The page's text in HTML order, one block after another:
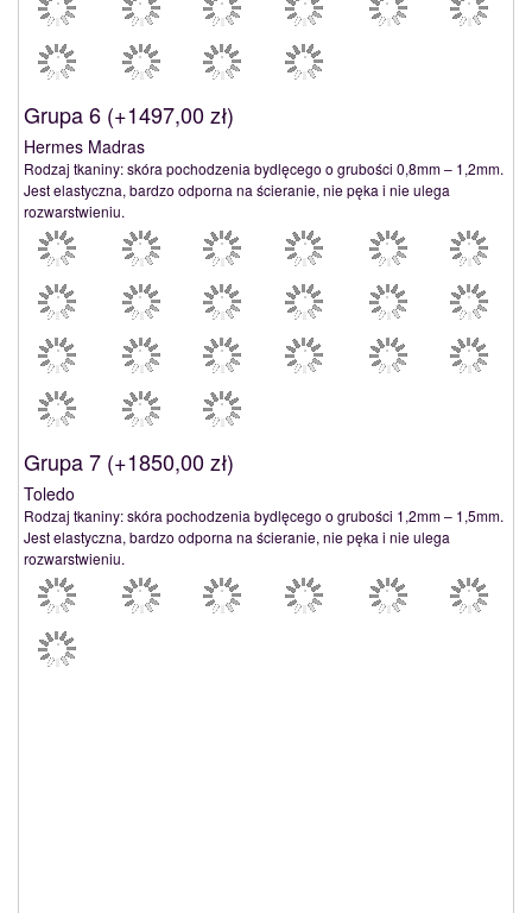
Grupa 6 (+1497,00 zł)
Hermes Madras
Rodzaj tkaniny: skóra pochodzenia bydlęcego o grubości 0,8mm – 1,2mm.
Jest elastyczna, bardzo odporna na ścieranie, nie pęka i nie ulega
rozwarstwieniu.
Grupa 7 (+1850,00 zł)
Toledo
Rodzaj tkaniny: skóra pochodzenia bydlęcego o grubości 1,2mm – 1,5mm.
Jest elastyczna, bardzo odporna na ścieranie, nie pęka i nie ulega
rozwarstwieniu.